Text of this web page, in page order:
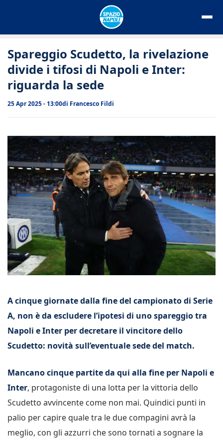
Spareggio Scudetto, la rivelazione
divide i tifosi di Napoli e Inter:
riguarda la sede
25 Apr 2025 - 13:00di Francesco Fildi
A cinque giornate dalla fine del campionato di Serie
A, non è da escludere l’ipotesi di uno spareggio tra
Napoli e Inter per decretare il vincitore dello
Scudetto: novità sull’eventuale sede del match.
Mancano cinque partite da qui alla fine per Napoli e
Inter, protagoniste di una lotta per la vittoria dello
Scudetto avvincente come non mai. Quindici punti in
palio per capire quale tra le due compagini avrà la
meglio, con gli azzurri che sono tornati a sognare la